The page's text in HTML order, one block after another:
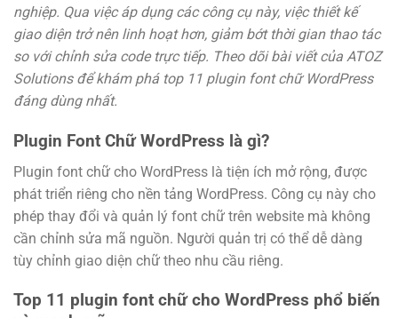
nghiệp. Qua việc áp dụng các công cụ này, việc thiết kế
giao diện trở nên linh hoạt hơn, giảm bớt thời gian thao tác
so với chỉnh sửa code trực tiếp. Theo dõi bài viết của ATOZ
Solutions để khám phá top 11 plugin font chữ WordPress
đáng dùng nhất.
Plugin Font Chữ WordPress là gì?
Plugin font chữ cho WordPress là tiện ích mở rộng, được
phát triển riêng cho nền tảng WordPress. Công cụ này cho
phép thay đổi và quản lý font chữ trên website mà không
cần chỉnh sửa mã nguồn. Người quản trị có thể dễ dàng
tùy chỉnh giao diện chữ theo nhu cầu riêng.
Top 11 plugin font chữ cho WordPress phổ biến